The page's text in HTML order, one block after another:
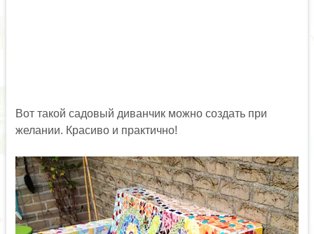
Вот такой садовый диванчик можно создать при
желании. Красиво и практично!